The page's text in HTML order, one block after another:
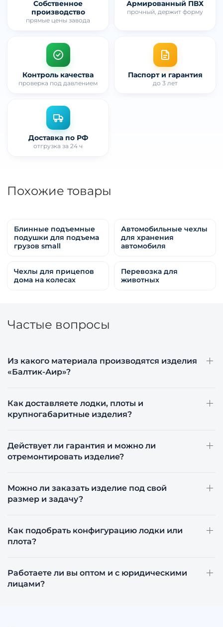
Собственное
производство
прямые цены завода
Армированный ПВХ
прочный, держит форму
Контроль качества
проверка под давлением
Паспорт и гарантия
до 3 лет
Доставка по РФ
отгрузка за 24 ч
Похожие товары
Блинные подъемные
подушки для подъема
грузов small
Автомобильные чехлы
для хранения
автомобиля
Чехлы для прицепов
дома на колесах
Перевозка для
животных
Частые вопросы
Из какого материала производятся изделия
«Балтик-Аир»?
Как доставляете лодки, плоты и
крупногабаритные изделия?
Действует ли гарантия и можно ли
отремонтировать изделие?
Можно ли заказать изделие под свой
размер и задачу?
Как подобрать конфигурацию лодки или
плота?
Работаете ли вы оптом и с юридическими
лицами?